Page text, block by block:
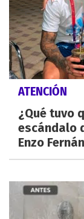
ATENCIÓN
¿Qué tuvo
escándalo
Enzo